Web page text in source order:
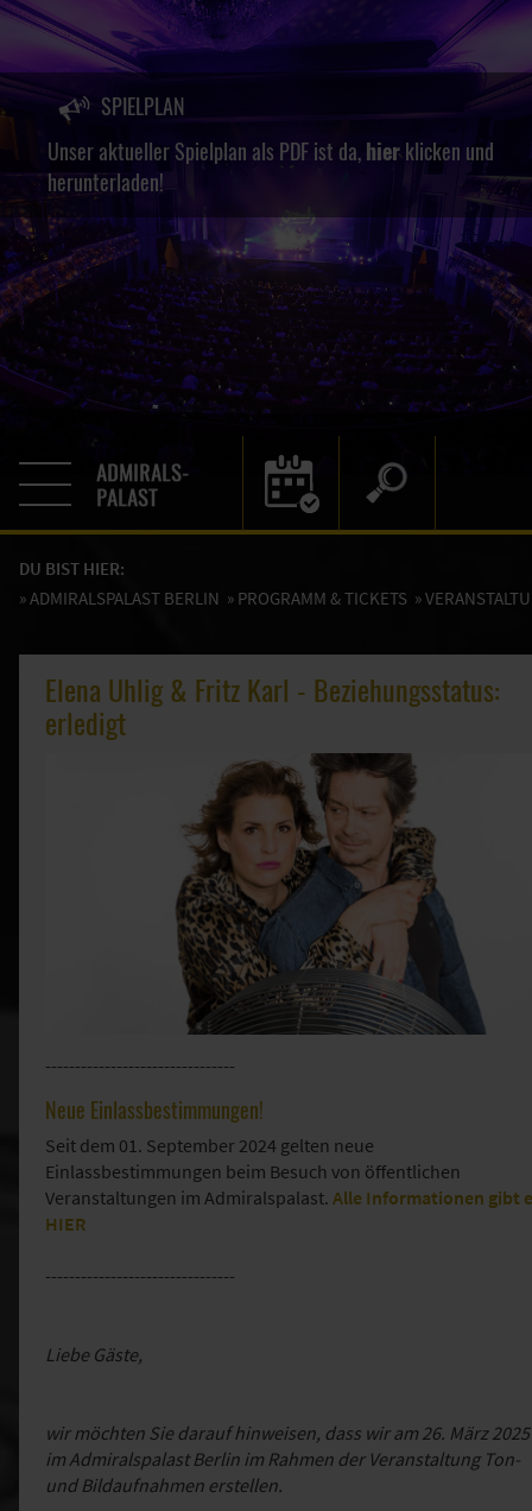
SPIELPLAN
Unser aktueller Spielplan als PDF ist da,hierklicken und
herunterladen!
DU BIST HIER:
»ADMIRALSPALAST BERLIN » PROGRAMM & TICKETS »
Elena Uhlig & Fritz Karl - Beziehungsstatus:
erledigt
--------------------------------
Neue Einlassbestimmungen!
Seit dem 01. September 2024 gelten neue
Einlassbestimmungen beim Besuch von öffentlichen
Veranstaltungen im Admiralspalast. Alle Informationen gibt
HIER
--------------------------------
Liebe Gäste,
wir möchten Sie darauf hinweisen, dass wir am 26. März 2025
im Admiralspalast Berlin im Rahmen der Veranstaltung Ton-
und Bildaufnahmen erstellen.